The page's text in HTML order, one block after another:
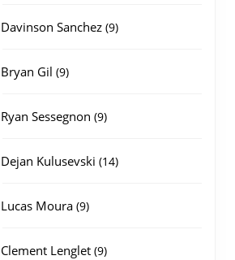
Davinson Sanchez 99
Bryan Gil 99
Ryan Sessegnon 99
Dejan Kulusevski 1414
Lucas Moura 99
Clement Lenglet 99